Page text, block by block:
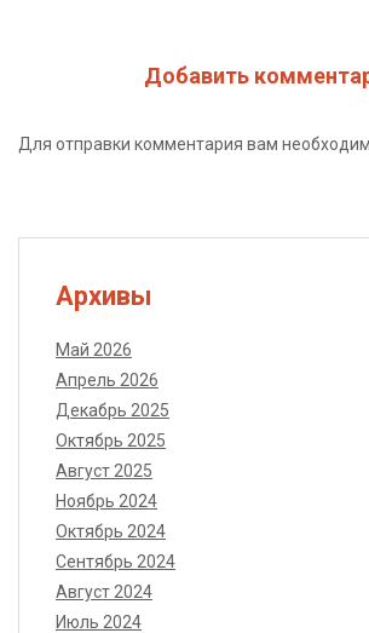
Добавить
Для отправки комментария вам
Архивы
Май 2026
Апрель 2026
Декабрь 2025
Октябрь 2025
Август 2025
Ноябрь 2024
Октябрь 2024
Сентябрь 2024
Август 2024
Июль 2024